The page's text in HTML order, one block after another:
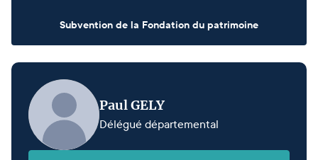
Subvention de la Fondation du patrimoine
Paul GELY
Délégué départemental